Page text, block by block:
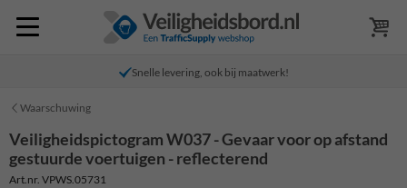
Snelle levering, ook bij maatwerk!
Waarschuwing
Veiligheidspictogram W037 - Gevaar voor op afstand
gestuurde voertuigen - reflecterend
Art.nr. VPWS.05731